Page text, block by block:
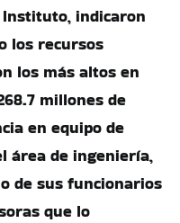
indicaron
los recursos
los más altos en
millones de
en equipo de
área de ingeniería,
de sus funcionarios
que lo